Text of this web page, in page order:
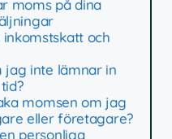
moms på dina
och
jag inte lämnar in
momsen om jag
eller företagare?
personliga